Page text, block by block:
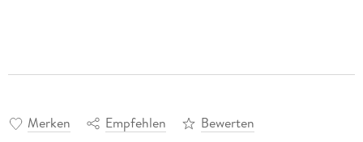
Merken Empfehlen Bewerten